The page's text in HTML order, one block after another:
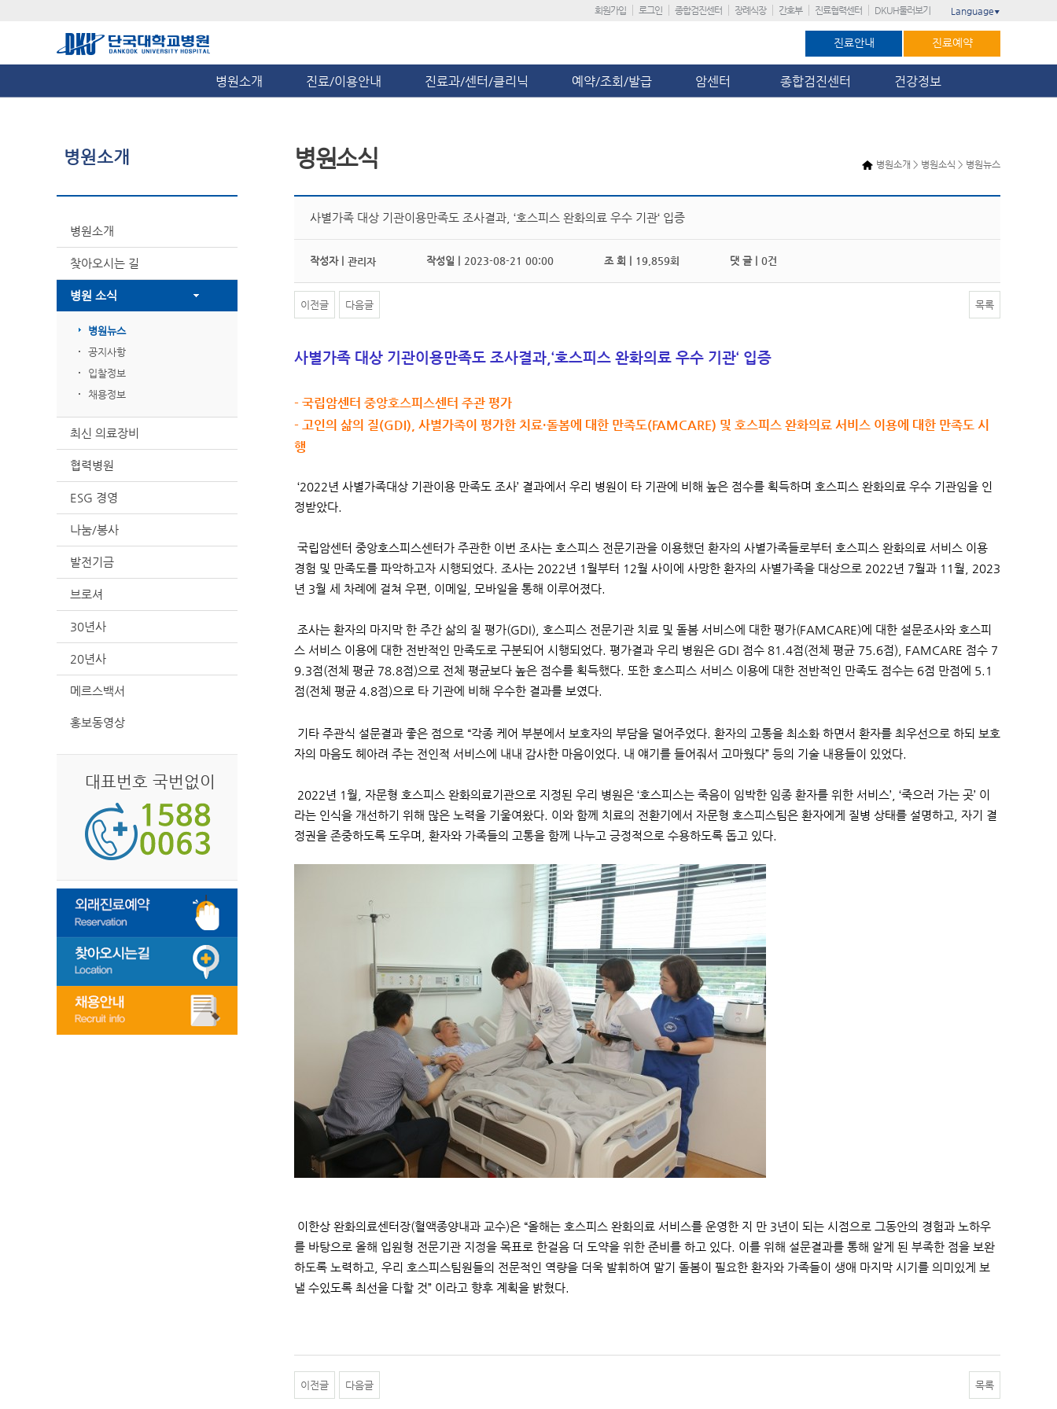
회원가입 로그인 종합검진센터 장례식장 간호부 진료협력센터 DKUH둘러보기 Language ▼
진료안내 진료예약
병원소개 진료/이용안내 진료과/센터/클리닉 예약/조회/발급 암센터 종합검진센터 건강정보
병원소개
병원소개
찾아오시는 길
병원 소식
병원뉴스
공지사항
입찰정보
채용정보
최신 의료장비
협력병원
ESG 경영
나눔/봉사
발전기금
브로셔
30년사
20년사
메르스백서
홍보동영상
대표번호 국번없이
병원소개 > 병원소식 > 병원뉴스
병원소식
사별가족 대상 기관이용만족도 조사결과, ‘호스피스 완화의료 우수 기관‘ 입증
작성자 | 관리자 작성일 | 2023-08-21 00:00 조 회 | 19,859회 댓 글 | 0건
이전글 다음글 목록
사별가족 대상 기관이용만족도 조사결과, ‘호스피스 완화의료 우수 기관‘ 입증
- 국립암센터 중앙호스피스센터 주관 평가
- 고인의 삶의 질(GDI), 사별가족이 평가한 치료·돌봄에 대한 만족도(FAMCARE) 및 호스피스 완화의료 서비스 이용에 대한 만족도 시
행
‘2022년 사별가족대상 기관이용 만족도 조사’ 결과에서 우리 병원이 타 기관에 비해 높은 점수를 획득하며 호스피스 완화의료 우수 기관임을 인
정받았다.
국립암센터 중앙호스피스센터가 주관한 이번 조사는 호스피스 전문기관을 이용했던 환자의 사별가족들로부터 호스피스 완화의료 서비스 이용
경험 및 만족도를 파악하고자 시행되었다. 조사는 2022년 1월부터 12월 사이에 사망한 환자의 사별가족을 대상으로 2022년 7월과 11월, 2023
년 3월 세 차례에 걸쳐 우편, 이메일, 모바일을 통해 이루어졌다.
조사는 환자의 마지막 한 주간 삶의 질 평가(GDI), 호스피스 전문기관 치료 및 돌봄 서비스에 대한 평가(FAMCARE)에 대한 설문조사와 호스피
스 서비스 이용에 대한 전반적인 만족도로 구분되어 시행되었다. 평가결과 우리 병원은 GDI 점수 81.4점(전체 평균 75.6점), FAMCARE 점수 7
9.3점(전체 평균 78.8점)으로 전체 평균보다 높은 점수를 획득했다. 또한 호스피스 서비스 이용에 대한 전반적인 만족도 점수는 6점 만점에 5.1
점(전체 평균 4.8점)으로 타 기관에 비해 우수한 결과를 보였다.
기타 주관식 설문결과 좋은 점으로 “각종 케어 부분에서 보호자의 부담을 덜어주었다. 환자의 고통을 최소화 하면서 환자를 최우선으로 하되 보호
자의 마음도 헤아려 주는 전인적 서비스에 내내 감사한 마음이었다. 내 얘기를 들어줘서 고마웠다” 등의 기술 내용들이 있었다.
2022년 1월, 자문형 호스피스 완화의료기관으로 지정된 우리 병원은 ‘호스피스는 죽음이 임박한 임종 환자를 위한 서비스’, ‘죽으러 가는 곳’ 이
라는 인식을 개선하기 위해 많은 노력을 기울여왔다. 이와 함께 치료의 전환기에서 자문형 호스피스팀은 환자에게 질병 상태를 설명하고, 자기 결
정권을 존중하도록 도우며, 환자와 가족들의 고통을 함께 나누고 긍정적으로 수용하도록 돕고 있다.
이한상 완화의료센터장(혈액종양내과 교수)은 “올해는 호스피스 완화의료 서비스를 운영한 지 만 3년이 되는 시점으로 그동안의 경험과 노하우
를 바탕으로 올해 입원형 전문기관 지정을 목표로 한걸음 더 도약을 위한 준비를 하고 있다. 이를 위해 설문결과를 통해 알게 된 부족한 점을 보완
하도록 노력하고, 우리 호스피스팀원들의 전문적인 역량을 더욱 발휘하여 말기 돌봄이 필요한 환자와 가족들이 생애 마지막 시기를 의미있게 보
낼 수있도록 최선을 다할 것” 이라고 향후 계획을 밝혔다.
이전글 다음글 목록